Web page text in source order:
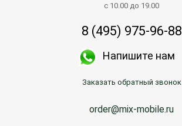
с 10.00 до 19.00
8 (495) 975-96-88
Напишите нам
Заказать обратный звонок
order@mix-mobile.ru